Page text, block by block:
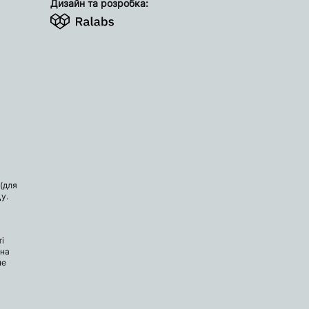
Дизайн та розробка: